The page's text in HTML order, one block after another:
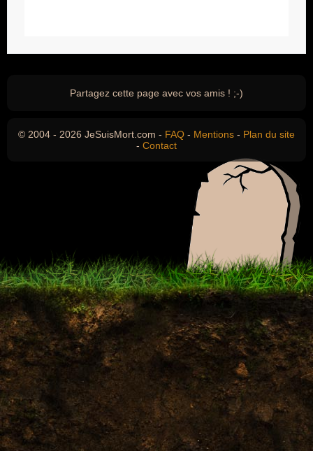
Partagez cette page avec vos amis ! ;-)
© 2004 - 2026 JeSuisMort.com - FAQ - Mentions - Plan du site
- Contact